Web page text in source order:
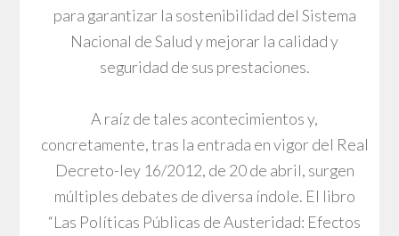
para garantizar la sostenibilidad del Sistema
Nacional de Salud y mejorar la calidad y
seguridad de sus prestaciones.
A raíz de tales acontecimientos y,
concretamente, tras la entrada en vigor del Real
Decreto-ley 16/2012, de 20 de abril, surgen
múltiples debates de diversa índole. El libro
“Las Políticas Públicas de Austeridad: Efectos